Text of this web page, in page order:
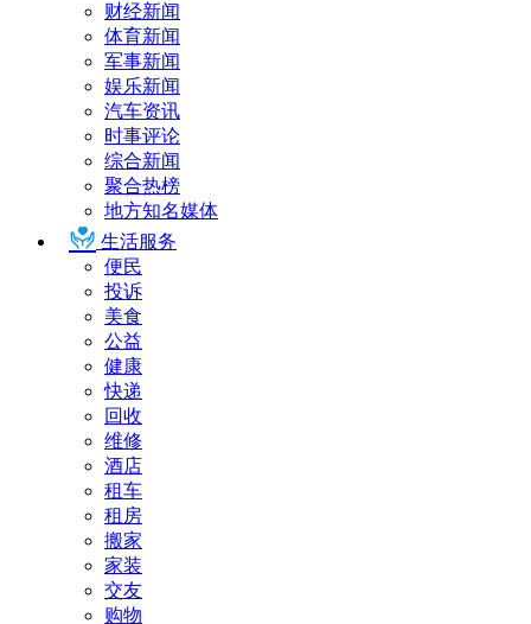
财经新闻
体育新闻
军事新闻
娱乐新闻
汽车资讯
时事评论
综合新闻
聚合热榜
地方知名媒体
生活服务
便民
投诉
美食
公益
健康
快递
回收
维修
酒店
租车
租房
搬家
家装
交友
购物